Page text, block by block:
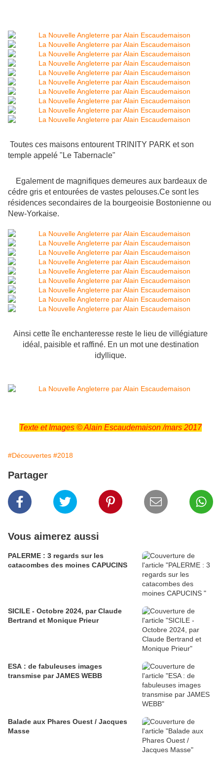
Toutes ces maisons entourent TRINITY PARK et son
temple appelé "Le Tabernacle"
Egalement de magnifiques demeures aux bardeaux de
cédre gris et entourées de vastes pelouses.Ce sont les
résidences secondaires de la bourgeoisie Bostonienne ou
New-Yorkaise.
Ainsi cette île enchanteresse reste le lieu de villégiature
idéal, paisible et raffiné. En un mot une destination
idyllique.
Texte et Images © Alain Escaudemaison /mars 2017
#Découvertes #2018
Partager
Vous aimerez aussi
PALERME : 3 regards sur les
catacombes des moines CAPUCINS
SICILE - Octobre 2024, par Claude
Bertrand et Monique Prieur
ESA : de fabuleuses images
transmise par JAMES WEBB
Balade aux Phares Ouest / Jacques
Masse